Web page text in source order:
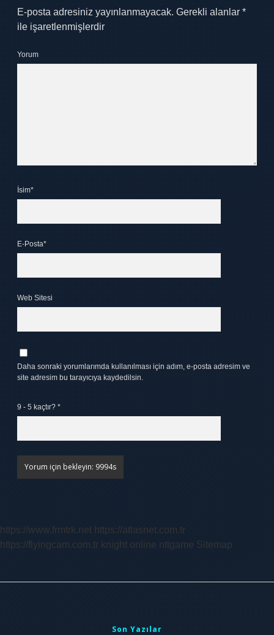
E-posta adresiniz yayınlanmayacak. Gerekli alanlar *
ile işaretlenmişlerdir
Yorum
İsim*
E-Posta*
Web Sitesi
Daha sonraki yorumlarımda kullanılması için adım, e-posta adresim ve
site adresim bu tarayıcıya kaydedilsin.
9 - 5 kaçtır? *
https://www.frmtrk.net https://atlasnet.com.tr
https://flyingcam.com.tr knight online nttgame Sitemap
Son Yazılar